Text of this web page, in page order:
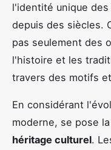
l'identité unique
depuis des siècles.
pas seulement des
l'histoire et les
travers des motifs
En considérant
moderne, se pose
héritage culturel.